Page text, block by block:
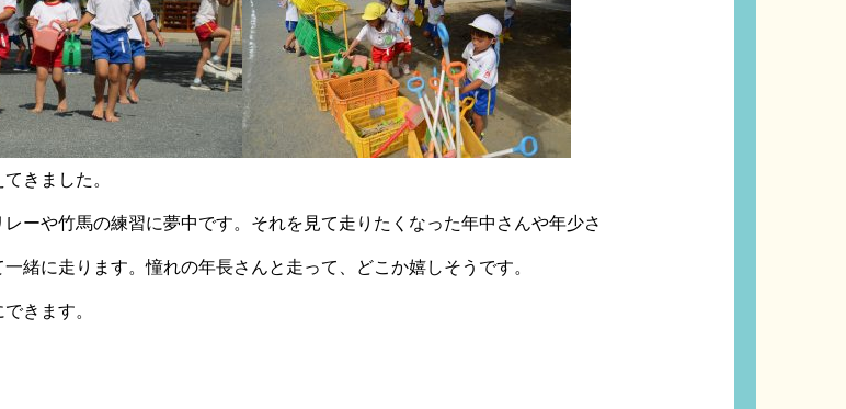
きました。
ーや竹馬の練習に夢中です。それを見て走りたくなった年中さんや年少さ
緒に走ります。憧れの年長さんと走って、どこか嬉しそうです。
きます。